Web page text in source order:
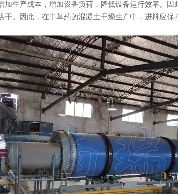
产成本，增加设备负荷，降低设备运行效率。因此
因此，在中草药的混凝土干燥生产中，进料应保